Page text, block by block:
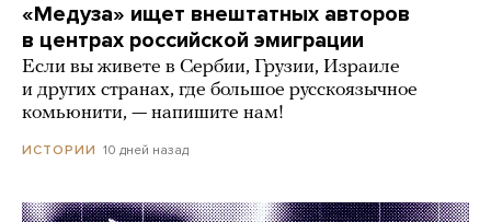
«Медуза» ищет внештатных авторов
в центрах российской эмиграции
Если вы живете в Сербии, Грузии, Израиле
и других странах, где большое русскоязычное
комьюнити, — напишите нам!
ИСТОРИИ 10 дней назад